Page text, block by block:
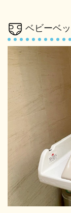
ベビーベ